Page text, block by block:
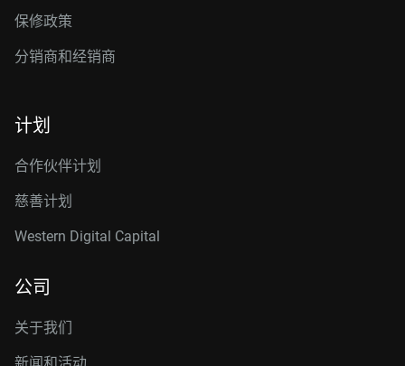
保修政策
分销商和经销商
计划
合作伙伴计划
慈善计划
Western Digital Capital
公司
关于我们